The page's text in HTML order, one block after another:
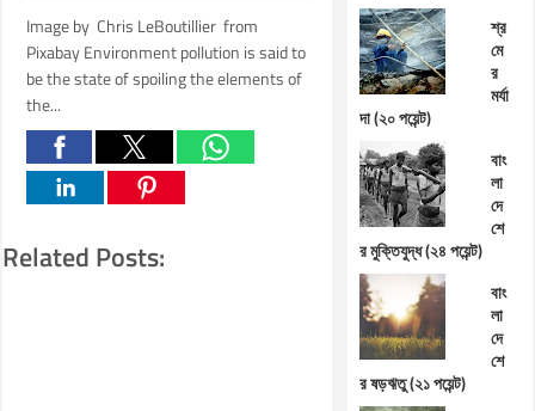
Image by Chris LeBoutillier from
Pixabay Environment pollution is said to
be the state of spoiling the elements of
the...
Related Posts:
শ্র
মে
র
মর্যা
দা (২০ পয়েন্ট)
বাং
লা
দে
শে
র মুক্তিযুদ্ধ (২৪ পয়েন্ট)
বাং
লা
দে
শে
র ষড়ঋতু (২১ পয়েন্ট)